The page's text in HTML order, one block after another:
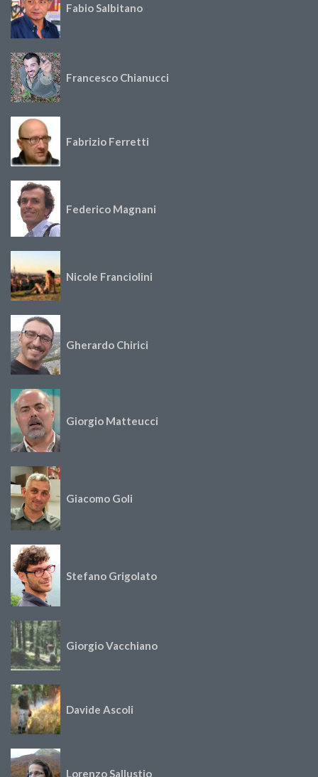
Fabio Salbitano
Francesco Chianucci
Fabrizio Ferretti
Federico Magnani
Nicole Franciolini
Gherardo Chirici
Giorgio Matteucci
Giacomo Goli
Stefano Grigolato
Giorgio Vacchiano
Davide Ascoli
Lorenzo Sallustio